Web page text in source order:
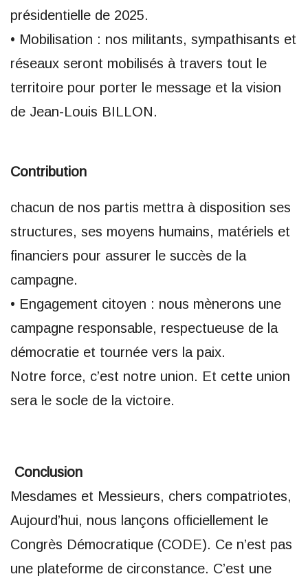
présidentielle de 2025.
• Mobilisation : nos militants, sympathisants et
réseaux seront mobilisés à travers tout le
territoire pour porter le message et la vision
de Jean-Louis BILLON.
Contribution
chacun de nos partis mettra à disposition ses
structures, ses moyens humains, matériels et
financiers pour assurer le succès de la
campagne.
• Engagement citoyen : nous mènerons une
campagne responsable, respectueuse de la
démocratie et tournée vers la paix.
Notre force, c’est notre union. Et cette union
sera le socle de la victoire.
Conclusion
Mesdames et Messieurs, chers compatriotes,
Aujourd’hui, nous lançons officiellement le
Congrès Démocratique (CODE). Ce n’est pas
une plateforme de circonstance. C’est une